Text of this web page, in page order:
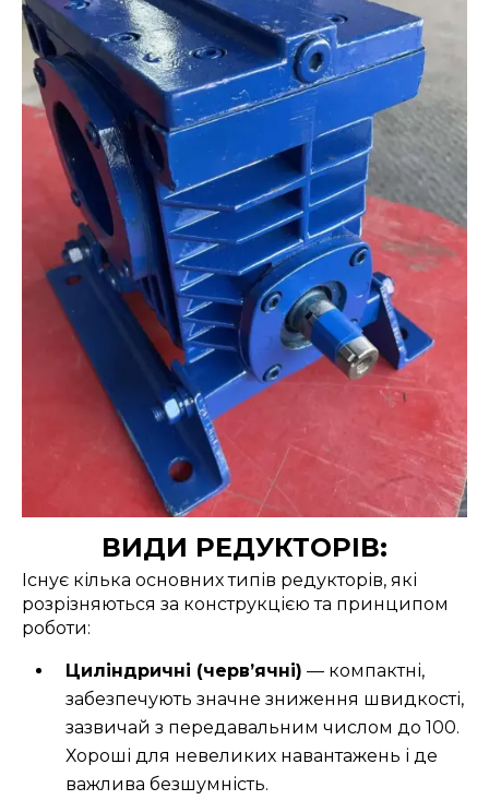
ВИДИ РЕДУКТОРІВ:
Існує кілька основних типів редукторів, які
розрізняються за конструкцією та принципом
роботи:
Циліндричні (черв’ячні) — компактні,
забезпечують значне зниження швидкості,
зазвичай з передавальним числом до 100.
Хороші для невеликих навантажень і де
важлива безшумність.